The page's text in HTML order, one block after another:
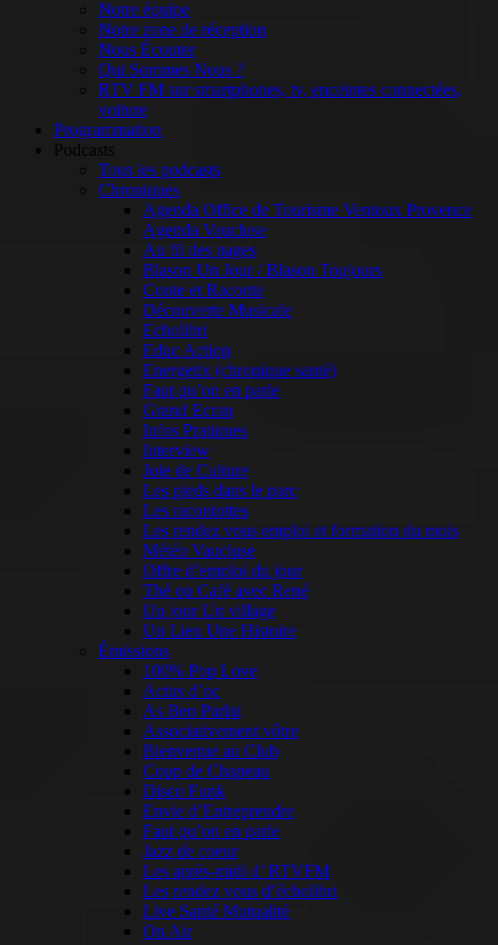
Notre équipe
Notre zone de réception
Nous Écouter
Qui Sommes Nous ?
RTV FM sur smartphones, tv, enceintes connectées,
voiture
Programmation
Podcasts
Tous les podcasts
Chroniques
Agenda Office de Tourisme Ventoux Provence
Agenda Vaucluse
Au fil des pages
Blason Un Jour / Blason Toujours
Conte et Raconte
Découverte Musicale
Echolibri
Educ Action
Energetix (chronique santé)
Faut qu’on en parle
Grand Ecran
Infos Pratiques
Interview
Joie de Culture
Les pieds dans le parc
Les racontottes
Les rendez vous emploi et formation du mois
Météo Vaucluse
Offre d’emploi du jour
Thé ou Café avec René
Un jour Un village
Un Lieu Une Histoire
Émissions
100% Pop Love
Actus d’oc
As Ben Parlat
Associativement vôtre
Bienvenue au Club
Coup de Chapeau
Disco Funk
Envie d’Entreprendre
Faut qu’on en parle
Jazz de coeur
Les après-midi d’ RTVFM
Les rendez vous d’écholibri
Live Santé Mutualité
On Air